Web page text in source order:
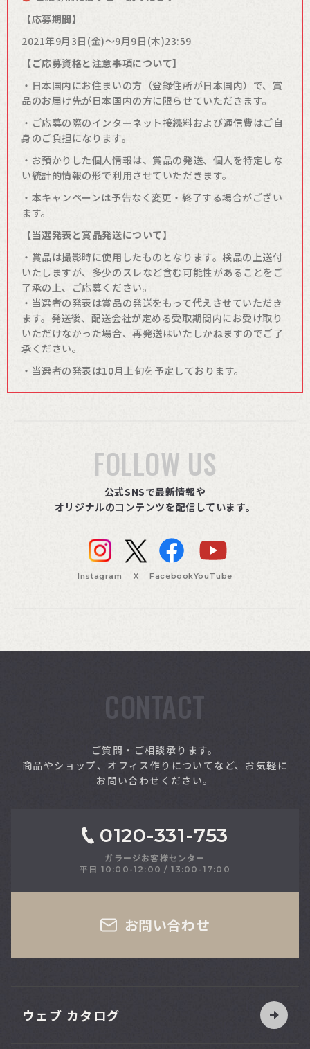
【応募期間】
2021年9月3日(金)～9月9日(木)23:59
【ご応募資格と注意事項について】
・日本国内にお住まいの方（登録住所が日本国内）で、賞
品のお届け先が日本国内の方に限らせていただきます。
・ご応募の際のインターネット接続料および通信費はご自
身のご負担になります。
・お預かりした個人情報は、賞品の発送、個人を特定しな
い統計的情報の形で利用させていただきます。
・本キャンペーンは予告なく変更・終了する場合がござい
ます。
【当選発表と賞品発送について】
・賞品は撮影時に使用したものとなります。検品の上送付
いたしますが、多少のスレなど含む可能性があることをご
了承の上、ご応募ください。
・当選者の発表は賞品の発送をもって代えさせていただき
ます。発送後、配送会社が定める受取期間内にお受け取り
いただけなかった場合、再発送はいたしかねますのでご了
承ください。
・当選者の発表は10月上旬を予定しております。
FOLLOW US
公式SNSで最新情報や
オリジナルのコンテンツを配信しています。
Instagram X FacebookYouTube
CONTACT
ご質問・ご相談承ります。
商品やショップ、オフィス作りについてなど、お気軽に
お問い合わせください。
0120-331-753
ガラージお客様センター
平日 10:00-12:00 / 13:00-17:00
お問い合わせ
ウェブ カタログ